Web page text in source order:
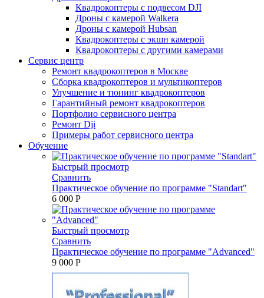
Квадрокоптеры с подвесом DJI
Дроны с камерой Walkera
Дроны с камерой Hubsan
Квадрокоптеры с экшн камерой
Квадрокоптеры с другими камерами
Сервис центр
Ремонт квадрокоптеров в Москве
Сборка квадрокоптеров и мультикоптеров
Улучшение и тюнинг квадрокоптеров
Гарантийный ремонт квадрокоптеров
Портфолио сервисного центра
Ремонт Dji
Примеры работ сервисного центра
Обучение
Быстрый просмотр
Сравнить
Практическое обучение по программе "Standart"
6 000 P
Быстрый просмотр
Сравнить
Практическое обучение по программе "Advanced"
9 000 P